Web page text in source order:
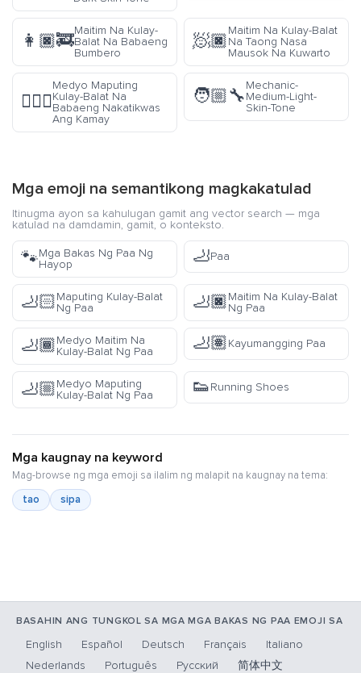
👩🏿‍🚒
Maitim Na Kulay-
Balat Na Babaeng
Bumbero
🧖🏿
Maitim Na Kulay-Balat
Na Taong Nasa
Mausok Na Kuwarto
💁🏼‍♀️
Medyo Maputing
Kulay-Balat Na
Babaeng Nakatikwas
Ang Kamay
🧑🏼‍🔧
Mechanic-
Medium-Light-
Skin-Tone
Mga emoji na semantikong magkakatulad
Itinugma ayon sa kahulugan gamit ang vector search — mga
katulad na damdamin, gamit, o konteksto.
🐾Mga Bakas Ng Paa Ng
Hayop
🦶Paa
🦶🏻Maputing Kulay-Balat
Ng Paa
🦶🏿Maitim Na Kulay-Balat
Ng Paa
🦶🏾Medyo Maitim Na
Kulay-Balat Ng Paa
🦶🏽Kayumangging Paa
🦶🏼Medyo Maputing
Kulay-Balat Ng Paa
👟Running Shoes
Mga kaugnay na keyword
Mag-browse ng mga emoji sa ilalim ng malapit na kaugnay na tema:
tao
sipa
BASAHIN ANG TUNGKOL SA MGA MGA BAKAS NG PAA EMOJI SA
English Español Deutsch Français
Italiano
Nederlands
Português Русский
简体中文